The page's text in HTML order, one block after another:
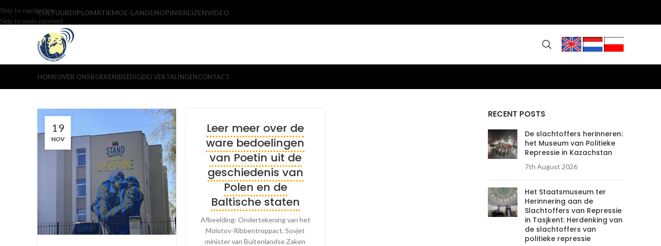
Skip to navigation
Skip to main content
CULTUURDIPLOMATIEMOE-LANDENOPINIEREIZENVIDEO
HOMEOVER ONSBOEKEN(BEËDIGDE) VERTALINGENCONTACT
19
NOV
Leer meer over de
ware bedoelingen
van Poetin uit de
geschiedenis van
Polen en de
Baltische staten
Afbeelding: Ondertekening van het
Molotov-Ribbentroppact. Sovjet
minister van Buitenlandse Zaken
RECENT POSTS
De slachtoffers herinneren:
het Museum van Politieke
Repressie in Kazachstan
7th August 2026
Het Staatsmuseum ter
Herinnering aan de
Slachtoffers van Repressie
in Tasjkent: Herdenking van
de slachtoffers van
politieke repressie